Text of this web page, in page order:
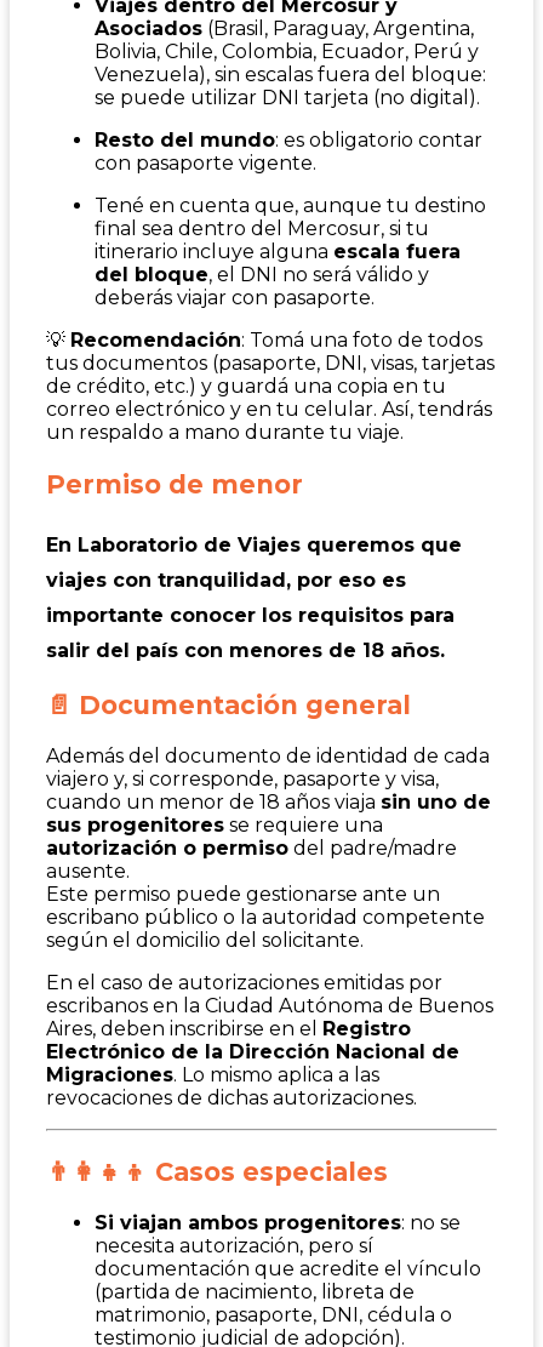
Viajes dentro del Mercosur y
Asociados (Brasil, Paraguay, Argentina,
Bolivia, Chile, Colombia, Ecuador, Perú y
Venezuela), sin escalas fuera del bloque:
se puede utilizar DNI tarjeta (no digital).
Resto del mundo: es obligatorio contar
con pasaporte vigente.
Tené en cuenta que, aunque tu destino
final sea dentro del Mercosur, si tu
itinerario incluye alguna escala fuera
del bloque, el DNI no será válido y
deberás viajar con pasaporte.
💡 Recomendación: Tomá una foto de todos
tus documentos (pasaporte, DNI, visas, tarjetas
de crédito, etc.) y guardá una copia en tu
correo electrónico y en tu celular. Así, tendrás
un respaldo a mano durante tu viaje.
Permiso de menor
En Laboratorio de Viajes queremos que
viajes con tranquilidad, por eso es
importante conocer los requisitos para
salir del país con menores de 18 años.
📄 Documentación general
Además del documento de identidad de cada
viajero y, si corresponde, pasaporte y visa,
cuando un menor de 18 años viaja sin uno de
sus progenitores se requiere una
autorización o permiso del padre/madre
ausente.
Este permiso puede gestionarse ante un
escribano público o la autoridad competente
según el domicilio del solicitante.
En el caso de autorizaciones emitidas por
escribanos en la Ciudad Autónoma de Buenos
Aires, deben inscribirse en el
Registro
Electrónico de la Dirección Nacional de
Migraciones. Lo mismo aplica a las
revocaciones de dichas autorizaciones.
👨‍👩‍👧‍👦 Casos especiales
Si viajan ambos progenitores: no se
necesita autorización, pero sí
documentación que acredite el vínculo
(partida de nacimiento, libreta de
matrimonio, pasaporte, DNI, cédula o
testimonio judicial de adopción).